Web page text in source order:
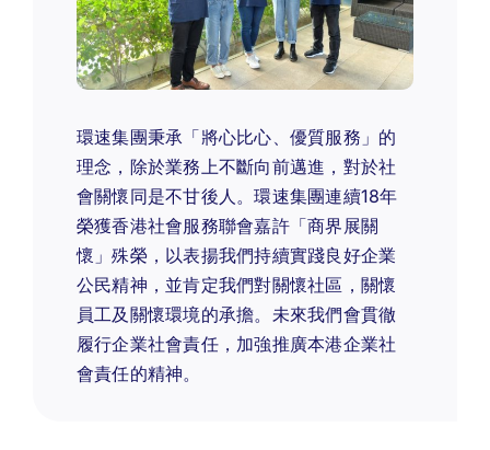
環速集團秉承「將心比心、優質服務」的
理念，除於業務上不斷向前邁進，對於社
會關懷同是不甘後人。環速集團連續18年
榮獲香港社會服務聯會嘉許「商界展關
懷」殊榮，以表揚我們持續實踐良好企業
公民精神，並肯定我們對關懷社區，關懷
員工及關懷環境的承擔。未來我們會貫徹
履行企業社會責任，加強推廣本港企業社
會責任的精神。